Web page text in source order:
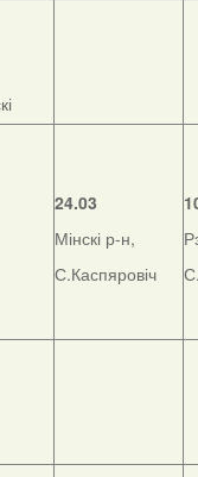
24.03
Мінскі р-н,
С.Каспяровіч